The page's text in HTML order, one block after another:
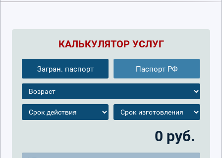
КАЛЬКУЛЯТОР УСЛУГ
Загран. паспорт Паспорт РФ
0 руб.